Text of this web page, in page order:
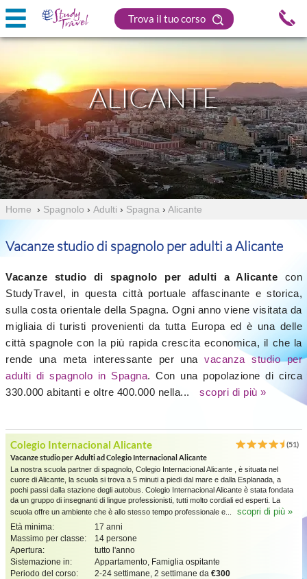
Trova il tuo corso
ALICANTE
Home › Spagnolo › Adulti › Spagna › Alicante
Vacanze studio di spagnolo per adulti a Alicante
Vacanze studio di spagnolo per adulti a Alicante con
StudyTravel, in questa città portuale affascinante e storica,
sulla costa orientale della Spagna. Ogni anno viene visitata da
migliaia di turisti provenienti da tutta Europa ed è una delle
città spagnole con la più rapida crescita economica, il che la
rende una meta interessante per unavacanza studio per
adulti di spagnolo in Spagna. Con una popolazione di circa
330.000 abitanti e oltre 400.000 nella...
scopri di più »
Colegio Internacional Alicante
(51)
Vacanze studio per Adulti ad Colegio Internacional Alicante
La nostra scuola partner di spagnolo, Colegio Internacional Alicante , è situata nel
cuore di Alicante, la scuola si trova a 5 minuti a piedi dal mare e dalla Esplanada, a
pochi passi dalla stazione degli autobus. Colegio Internacional Alicante è stata fondata
da un gruppo di insegnanti di lingue professionisti, tutti molto cordiali ed esperti. La
scuola offre un ambiente che è allo stesso tempo professionale e...
scopri di più »
Età minima:
17 anni
Massimo per classe:
14 persone
Apertura:
tutto l'anno
Sistemazione in:
Appartamento, Famiglia ospitante
Periodo del corso:
2-24 settimane, 2 settimane da €300